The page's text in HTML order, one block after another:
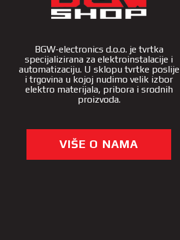
BGW-electronics d.o.o. je tvrtka
specijalizirana za elektroinstalacije i
automatizaciju. U sklopu tvrtke poslije
i trgovina u kojoj nudimo velik izbor
elektro materijala, pribora i srodnih
proizvoda.
VIŠE O NAMA